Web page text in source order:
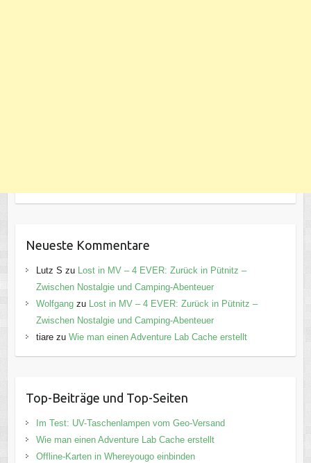
Neueste Kommentare
Lutz S zu Lost in MV – 4 EVER: Zurück in Pütnitz –
Zwischen Nostalgie und Camping-Abenteuer
Wolfgangzu Lost in MV – 4 EVER: Zurück in Pütnitz –
Zwischen Nostalgie und Camping-Abenteuer
tiarezu Wie man einen Adventure Lab Cache erstellt
Top-Beiträge und Top-Seiten
Im Test: UV-Taschenlampen vom Geo-Versand
Wie man einen Adventure Lab Cache erstellt
Offline-Karten in Whereyougo einbinden